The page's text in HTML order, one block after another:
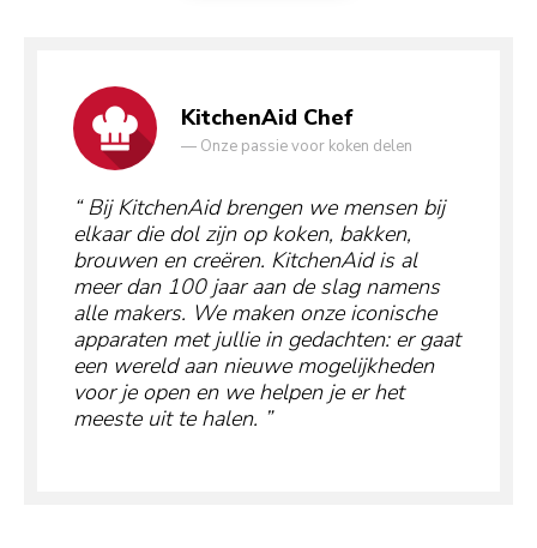
KitchenAid Chef
— Onze passie voor koken delen
Bij KitchenAid brengen we mensen bij
elkaar die dol zijn op koken, bakken,
brouwen en creëren. KitchenAid is al
meer dan 100 jaar aan de slag namens
alle makers. We maken onze iconische
apparaten met jullie in gedachten: er gaat
een wereld aan nieuwe mogelijkheden
voor je open en we helpen je er het
meeste uit te halen.